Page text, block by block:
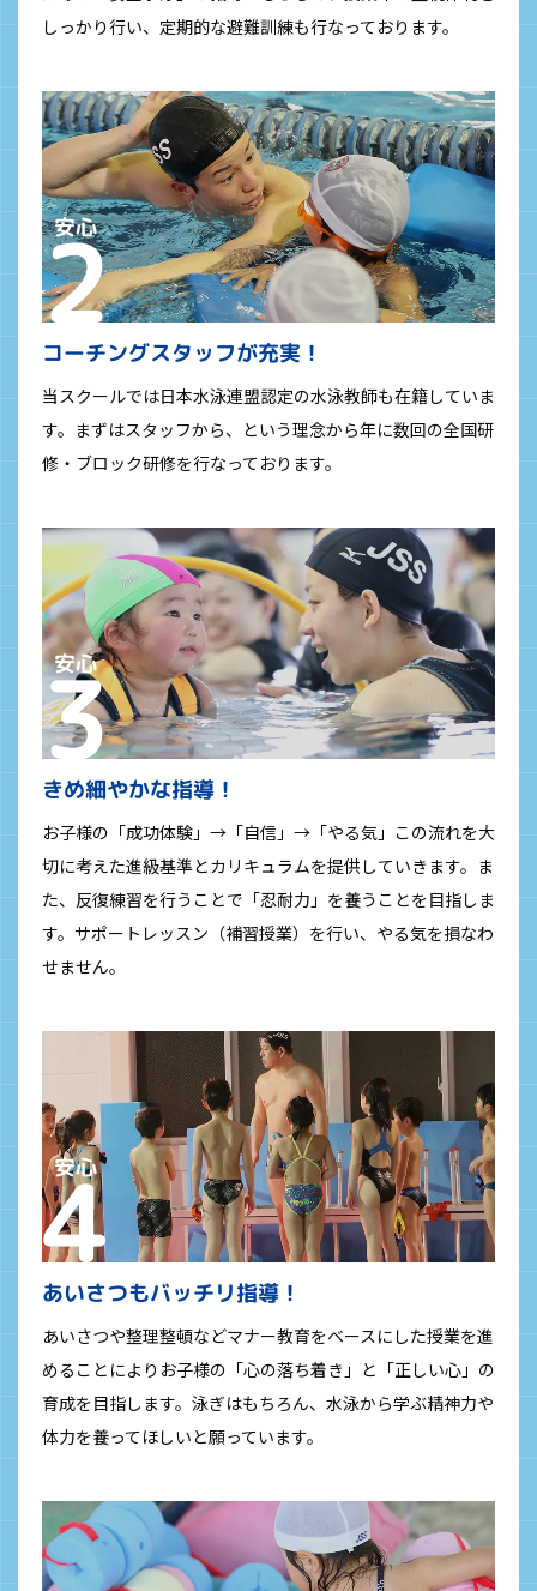
しっかり行い、定期的な避難訓練も行なっております。
コーチングスタッフが充実！
当スクールでは日本水泳連盟認定の水泳教師も在籍していま
す。まずはスタッフから、という理念から年に数回の全国研
修・ブロック研修を行なっております。
きめ細やかな指導！
お子様の「成功体験」→「自信」→「やる気」この流れを大
切に考えた進級基準とカリキュラムを提供していきます。ま
た、反復練習を行うことで「忍耐力」を養うことを目指しま
す。サポートレッスン（補習授業）を行い、やる気を損なわ
せません。
あいさつもバッチリ指導！
あいさつや整理整頓などマナー教育をベースにした授業を進
めることによりお子様の「心の落ち着き」と「正しい心」の
育成を目指します。泳ぎはもちろん、水泳から学ぶ精神力や
体力を養ってほしいと願っています。